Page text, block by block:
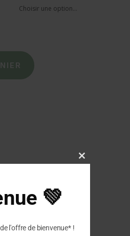
Close
💚
l'offre de bienvenue* !